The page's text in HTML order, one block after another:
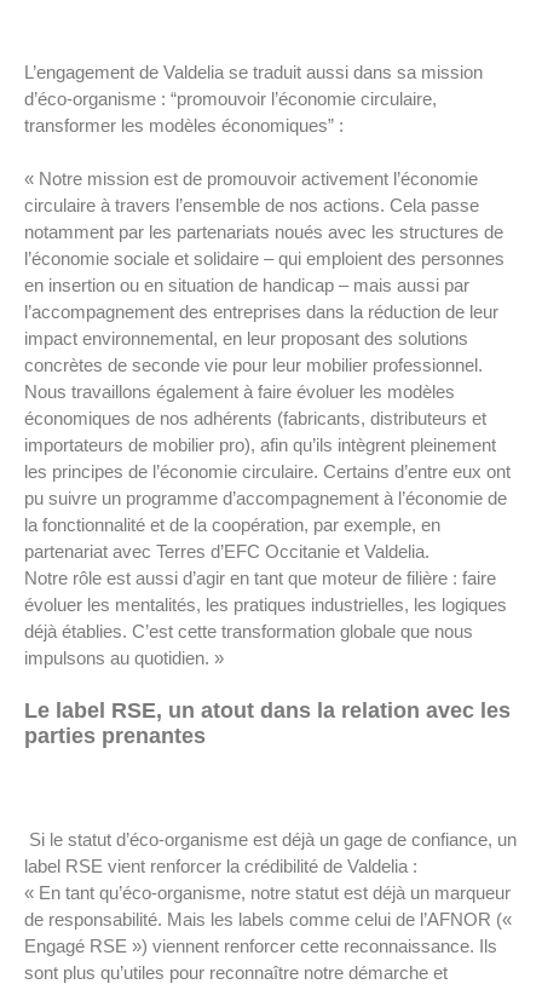
L’engagement de Valdelia se traduit aussi dans sa mission
d’éco-organisme : “promouvoir l’économie circulaire,
transformer les modèles économiques” :
« Notre mission est de promouvoir activement l’économie
circulaire à travers l’ensemble de nos actions. Cela passe
notamment par les partenariats noués avec les structures de
l’économie sociale et solidaire – qui emploient des personnes
en insertion ou en situation de handicap – mais aussi par
l’accompagnement des entreprises dans la réduction de leur
impact environnemental, en leur proposant des solutions
concrètes de seconde vie pour leur mobilier professionnel.
Nous travaillons également à faire évoluer les modèles
économiques de nos adhérents (fabricants, distributeurs et
importateurs de mobilier pro), afin qu’ils intègrent pleinement
les principes de l’économie circulaire. Certains d’entre eux ont
pu suivre un programme d’accompagnement à l’économie de
la fonctionnalité et de la coopération, par exemple, en
partenariat avec Terres d’EFC Occitanie et Valdelia.
Notre rôle est aussi d’agir en tant que moteur de filière : faire
évoluer les mentalités, les pratiques industrielles, les logiques
déjà établies. C’est cette transformation globale que nous
impulsons au quotidien. »
Le label RSE, un atout dans la relation avec les
parties prenantes
Si le statut d’éco-organisme est déjà un gage de confiance, un
label RSE vient renforcer la crédibilité de Valdelia :
« En tant qu’éco-organisme, notre statut est déjà un marqueur
de responsabilité. Mais les labels comme celui de l’AFNOR («
Engagé RSE ») viennent renforcer cette reconnaissance. Ils
sont plus qu’utiles pour reconnaître notre démarche et